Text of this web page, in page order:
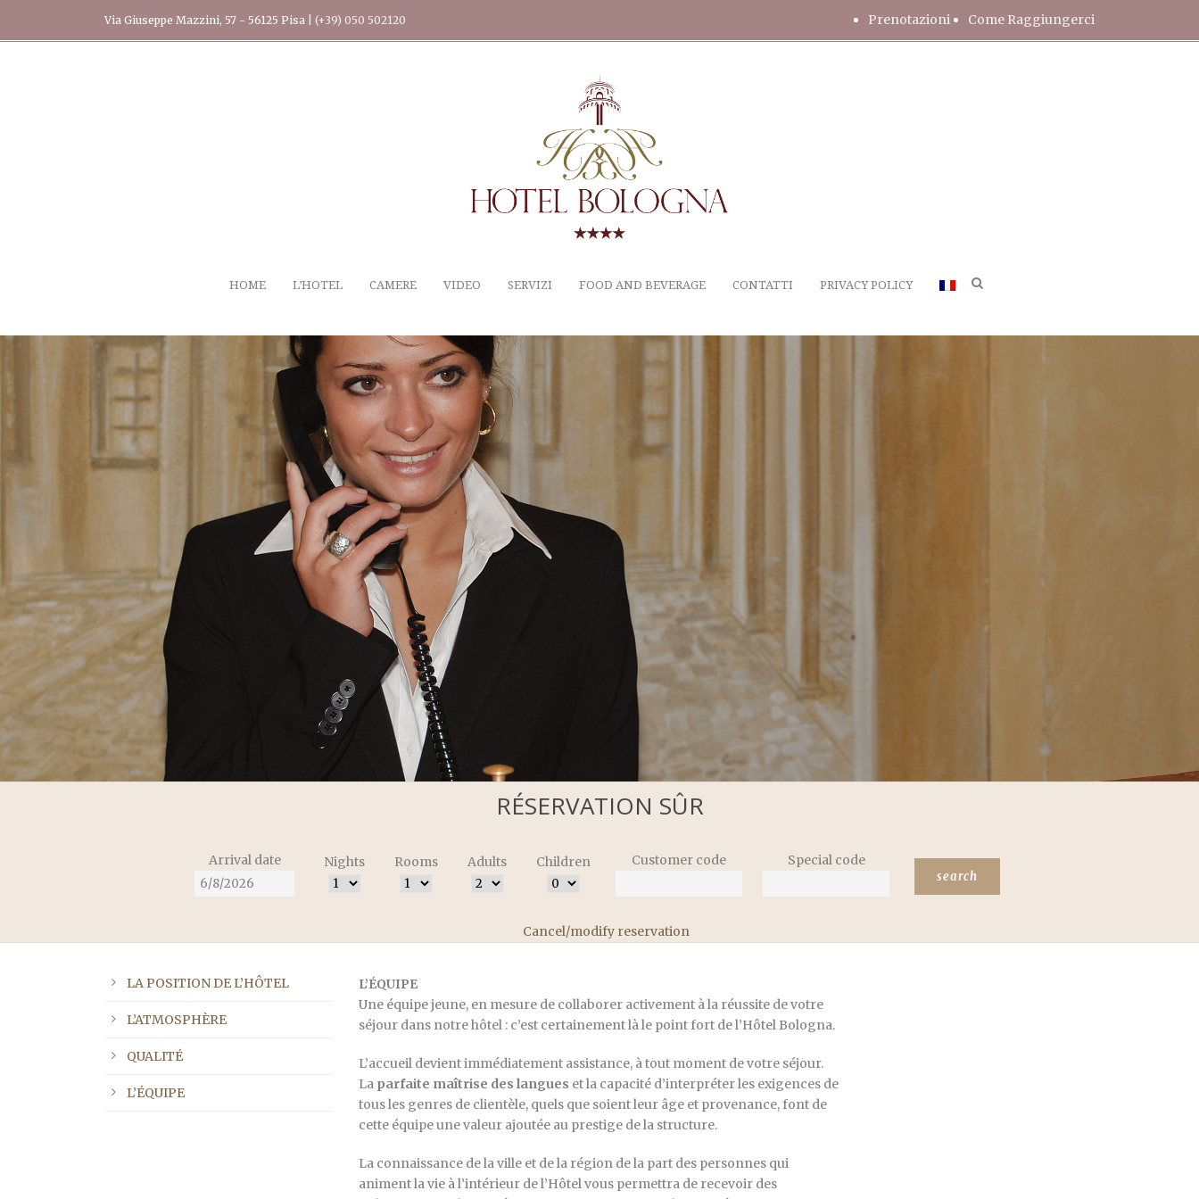
Via Giuseppe Mazzini, 57 - 56125 Pisa | (+39) 050 502120 Prenotazioni Come Raggiungerci
HOME L’HOTEL CAMERE VIDEO SERVIZI FOOD AND BEVERAGE CONTATTI PRIVACY POLICY
RÉSERVATION SÛR
Arrival date Nights Rooms Adults Children Customer code Special code
Cancel/modify reservation
L’ÉQUIPE
Une équipe jeune, en mesure de collaborer activement à la réussite de votre
séjour dans notre hôtel : c’est certainement là le point fort de l’Hôtel Bologna.
L’accueil devient immédiatement assistance, à tout moment de votre séjour.
La parfaite maîtrise des langues et la capacité d’interpréter les exigences de
tous les genres de clientèle, quels que soient leur âge et provenance, font de
cette équipe une valeur ajoutée au prestige de la structure.
La connaissance de la ville et de la région de la part des personnes qui
animent la vie à l’intérieur de l’Hôtel vous permettra de recevoir des
LA POSITION DE L’HÔTEL
L’ATMOSPHÈRE
QUALITÉ
L’ÉQUIPE